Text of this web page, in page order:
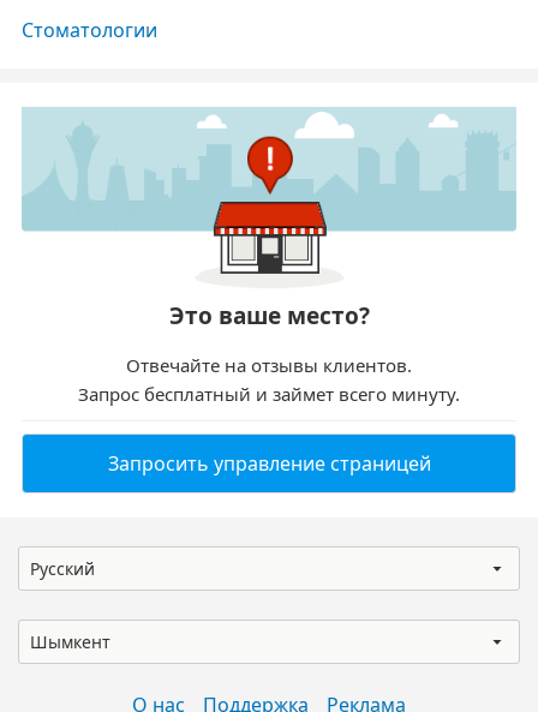
Стоматологии
Это ваше место?
Отвечайте на отзывы клиентов.
Запрос бесплатный и займет всего минуту.
Запросить управление страницей
Русский
Шымкент
О нас Поддержка Реклама